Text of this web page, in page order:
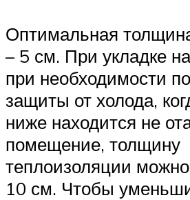
Оптимальная
– 5 см. При укладке
при необходимости
защиты от холода,
ниже находится не
помещение, толщину
теплоизоляции
10 см. Чтобы